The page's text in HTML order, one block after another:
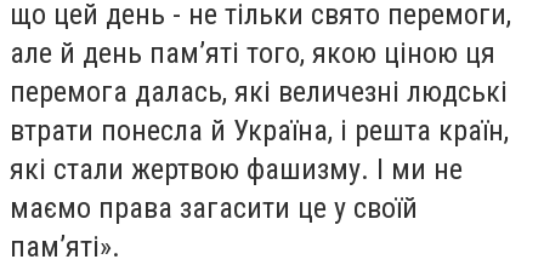
що цей день - не тільки свято перемоги,
але й день пам’яті того, якою ціною ця
перемога далась, які величезні людські
втрати понесла й Україна, і решта країн,
які стали жертвою фашизму. І ми не
маємо права загасити це у своїй
пам’яті».